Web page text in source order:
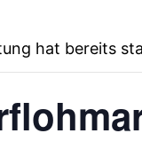
hat bereits